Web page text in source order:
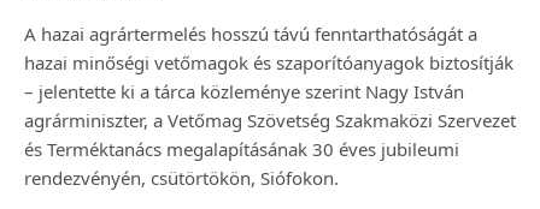
A hazai agrártermelés hosszú távú fenntarthatóságát a
hazai minőségi vetőmagok és szaporítóanyagok biztosítják
– jelentette ki a tárca közleménye szerint Nagy István
agrárminiszter, a Vetőmag Szövetség Szakmaközi Szervezet
és Terméktanács megalapításának 30 éves jubileumi
rendezvényén, csütörtökön, Siófokon.